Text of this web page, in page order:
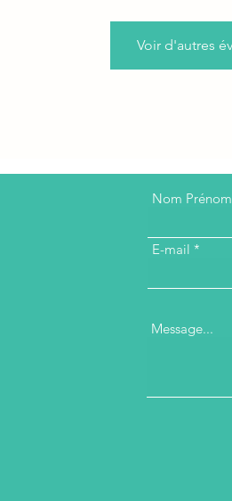
Voir d'autres
Nom Prénom
E-mail
Message...